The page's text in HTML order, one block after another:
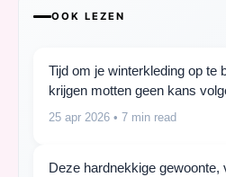
OOK LEZEN
Tijd om je winterkleding op te
krijgen motten geen kans
25 apr 2026 • 7 min read
Deze hardnekkige gewoonte,